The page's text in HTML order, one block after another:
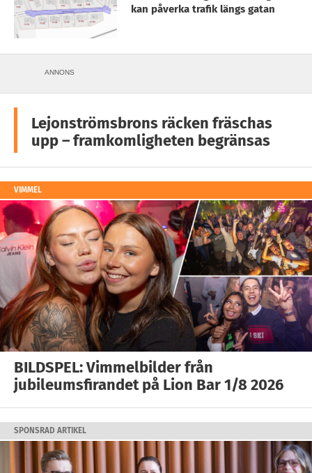
kan påverka trafik längs gatan
ANNONS
Lejonströmsbrons räcken fräschas
upp – framkomligheten begränsas
VIMMEL
BILDSPEL: Vimmelbilder från
jubileumsfirandet på Lion Bar 1/8 2026
SPONSRAD ARTIKEL